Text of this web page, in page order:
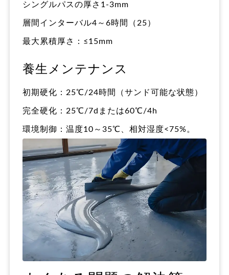
シングルパスの厚さ1-3mm
層間インターバル4～6時間（25）
最大累積厚さ：≤15mm
養生メンテナンス
初期硬化：25℃/24時間（サンド可能な状態）
完全硬化：25℃/7dまたは60℃/4h
環境制御：温度10～35℃、相対湿度<75%。